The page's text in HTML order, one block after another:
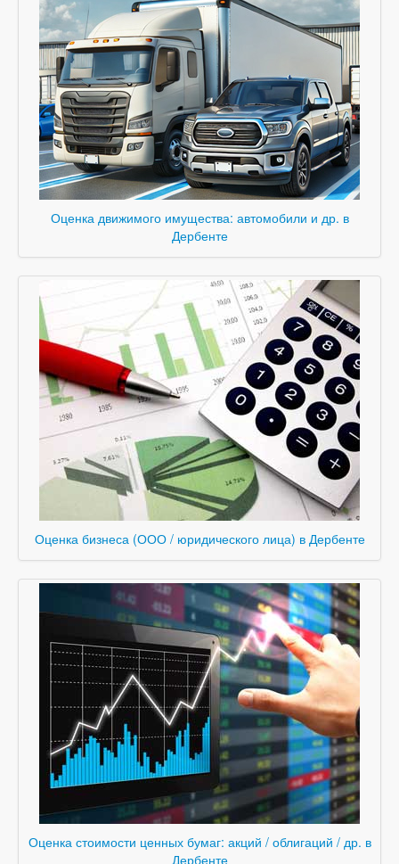
Оценка движимого имущества: автомобили и др. в
Дербенте
Оценка бизнеса (ООО / юридического лица) в Дербенте
Оценка стоимости ценных бумаг: акций / облигаций / др. в
Дербенте